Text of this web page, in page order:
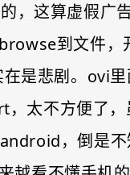
这算虚假广
到文件，
是悲剧。ovi
太不方便了
，倒是